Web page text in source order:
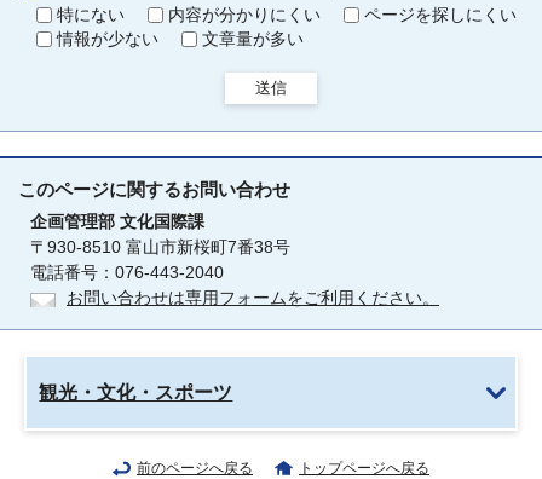
特にない
内容が分かりにくい
ページを探しにくい
情報が少ない
文章量が多い
送信
このページに関するお問い合わせ
企画管理部 文化国際課
〒930-8510 富山市新桜町7番38号
電話番号：076-443-2040
お問い合わせは専用フォームをご利用ください。
観光・文化・スポーツ
前のページへ戻る トップページへ戻る